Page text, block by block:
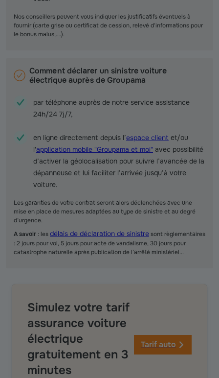
Nos conseillers peuvent vous indiquer les justificatifs éventuels à
fournir (carte grise ou certificat de cession, relevé d'informations pour
le bonus malus,….).
Comment déclarer un sinistre voiture
électrique auprès de Groupama
par téléphone auprès de notre service assistance
24h/24 7j/7,
en ligne directement depuis l’espace client et/ou
l'application mobile "Groupama et moi" avec possibilité
d’activer la géolocalisation pour suivre l’avancée de la
dépanneuse et lui faciliter l’arrivée jusqu’à votre
voiture.
Les garanties de votre contrat seront alors déclenchées avec une
mise en place de mesures adaptées au type de sinistre et au degré
d’urgence.
A savoir : lesdélais de déclaration de sinistresont règlementaires
: 2 jours pour vol, 5 jours pour acte de vandalisme, 30 jours pour
catastrophe naturelle après publication de l’arrêté ministériel...
Simulez votre tarif
assurance voiture
électrique
gratuitement en 3
minutes
Tarif auto